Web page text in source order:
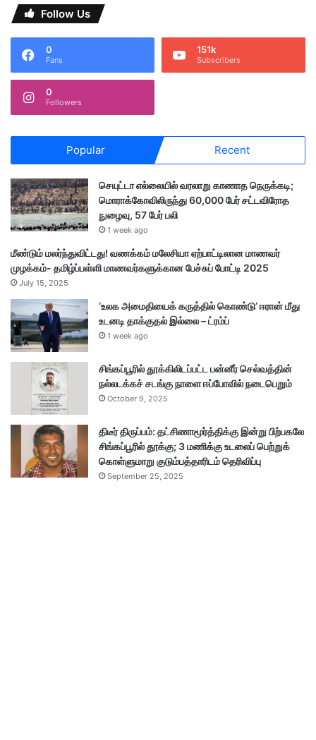
Follow Us
0
Fans
151k
Subscribers
0
Followers
Popular Recent
செயுட்டா எல்லையில் வரலாறு காணாத நெருக்கடி;
மொராக்கோவிலிருந்து 60,000 பேர் சட்டவிரோத
நுழைவு, 57 பேர் பலி
1 week ago
மீண்டும் மலர்ந்துவிட்டது! வணக்கம் மலேசியா ஏற்பாட்டிலான மாணவர்
முழக்கம்- தமிழ்ப்பள்ளி மாணவர்களுக்கான பேச்சுப் போட்டி 2025
July 15, 2025
‘உலக அமைதியைக் கருத்தில் கொண்டு’ ஈரான் மீது
உடனடி தாக்குதல் இல்லை – ட்ரம்ப்
1 week ago
சிங்கப்பூரில் தூக்கிலிடப்பட்ட பன்னீர் செல்வத்தின்
நல்லடக்கச் சடங்கு நாளை ஈப்போவில் நடைபெறும்
October 9, 2025
திடீர் திருப்பம்: தட்சிணாமூர்த்திக்கு இன்று பிற்பகலே
சிங்கப்பூரில் தூக்கு; 3 மணிக்கு உடலைப் பெற்றுக்
கொள்ளுமாறு குடும்பத்தாரிடம் தெரிவிப்பு
September 25, 2025